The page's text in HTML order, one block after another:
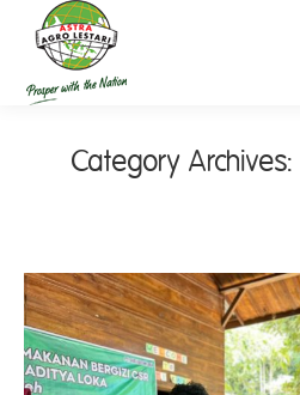
Category Archives: